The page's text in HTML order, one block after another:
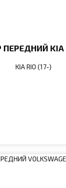
KIA
KIA RIO (17-)